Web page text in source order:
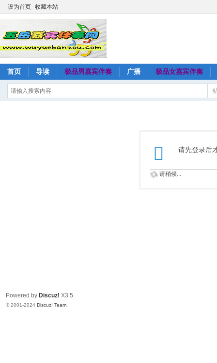
设为首页 收藏本站
首页 导读 极品男嘉宾伴奏 广播 极品女嘉宾伴奏
请先登录后
请稍候...
Powered by Discuz! X3.5
© 2001-2024 Discuz! Team